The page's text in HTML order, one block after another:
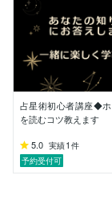
・西洋占星
る。
・タロット
き課題を紐解
・数秘術で
これらは全て
です。
う？」
「本当にやり
そんな問いか
占星術初心者講座◆
を読むコツ教えます
5.0 実績1 件
予約受付可